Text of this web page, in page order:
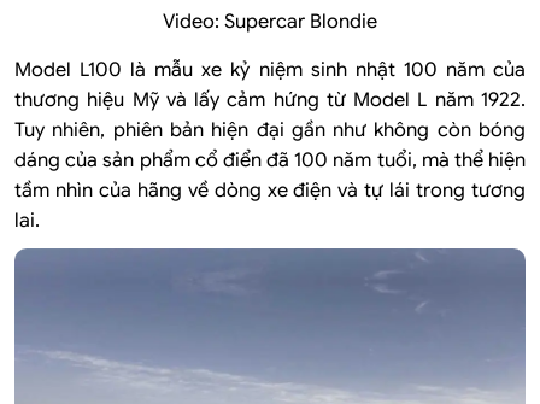
Video: Supercar Blondie
Model L100 là mẫu xe kỷ niệm sinh nhật 100 năm của
thương hiệu Mỹ và lấy cảm hứng từ Model L năm 1922.
Tuy nhiên, phiên bản hiện đại gần như không còn bóng
dáng của sản phẩm cổ điển đã 100 năm tuổi, mà thể hiện
tầm nhìn của hãng về dòng xe điện và tự lái trong tương
lai.